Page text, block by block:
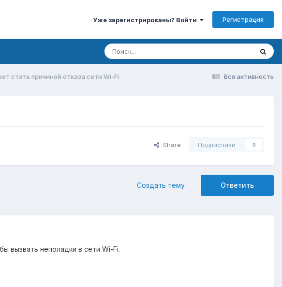
Уже зарегистрированы? Войти Регистрация
Вся активность
стать причиной отказа сети Wi-Fi
Share Подписчики 0
Ответить
Создать тему
вызвать неполадки в сети Wi-Fi.